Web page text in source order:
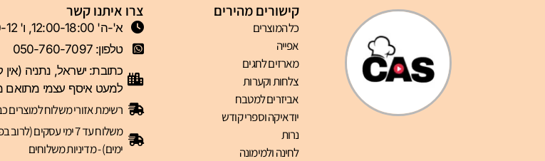
קישורים מהירים
כל המוצרים
אפייה
מארזים לחגים
צלחות וקערות
אביזרים למטבח
יודאיקה וספרי קודש
נרות
לחינה ולמימונה
צרו איתנו קשר
א'-ה' 12:00-18:00, ו' 10-12
טלפון: 050-760-7097
כתובת: ישראל, נתניה
למעט איסף עצמי מתואם
רשימת אזורי משלוח למוצרים
ימים) - מדיניות משלוחים